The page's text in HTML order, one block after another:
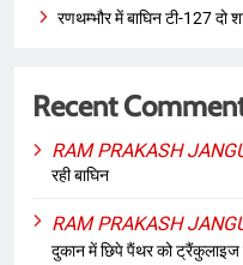
रणथम्भौर में बाघिन टी-127 दो
Recent
RAM PRAKASH
रही बाघिन
RAM PRAKASH
दुकान में छिपे पैंथर को ट्रैंकुलाइज